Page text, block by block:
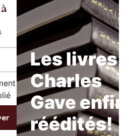
dès qu’un
Les livres
Charles
Gave enfin
réédités!